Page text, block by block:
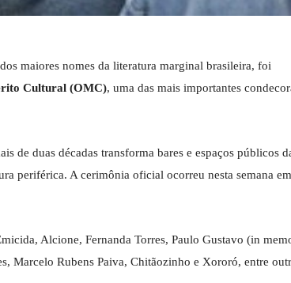
maiores nomes da literatura marginal brasileira, foi
Cultural (OMC), uma das mais importantes
de duas décadas transforma bares e espaços públicos
periférica. A cerimônia oficial ocorreu nesta semana
Alcione, Fernanda Torres, Paulo Gustavo (in
Marcelo Rubens Paiva, Chitãozinho e Xororó, entre